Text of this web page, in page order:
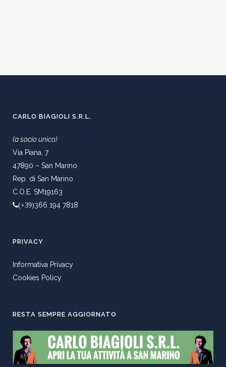
CARLO BIAGIOLI S.R.L.
(a socio unico)
Via Piana, 7
47890 – San Marino
Rep. di San Marino
C.O.E. SM19163
(+39)366 194 7818
PRIVACY
Informativa Privacy
Cookies Policy
RESTA SEMPRE AGGIORNATO